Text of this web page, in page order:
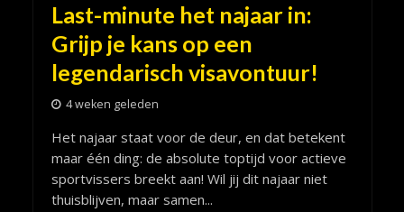
Last-minute het najaar in:
Grijp je kans op een
legendarisch visavontuur!
4 weken geleden
Het najaar staat voor de deur, en dat betekent
maar één ding: de absolute toptijd voor actieve
sportvissers breekt aan! Wil jij dit najaar niet
thuisblijven, maar samen...